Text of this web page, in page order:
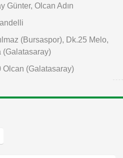
Günter, Olcan Adın
(Bursaspor), Dk.25 Melo,
(Galatasaray)
Olcan (Galatasaray)